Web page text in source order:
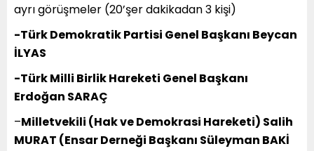
ayrı görüşmeler (20’şer dakikadan 3 kişi)
-Türk Demokratik Partisi Genel Başkanı Beycan
İLYAS
-Türk Milli Birlik Hareketi Genel Başkanı
Erdoğan SARAÇ
–Milletvekili (Hak ve Demokrasi Hareketi) Salih
MURAT (Ensar Derneği Başkanı Süleyman BAKİ